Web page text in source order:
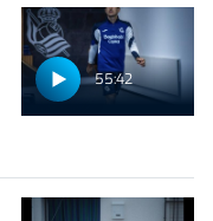
55:42